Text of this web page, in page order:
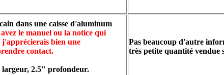
dans une caisse d'aluminum
le manuel ou la notice qui
bien une
contact.
2.5" profondeur.
Pas beaucoup d'autre
très petite quantité vendue